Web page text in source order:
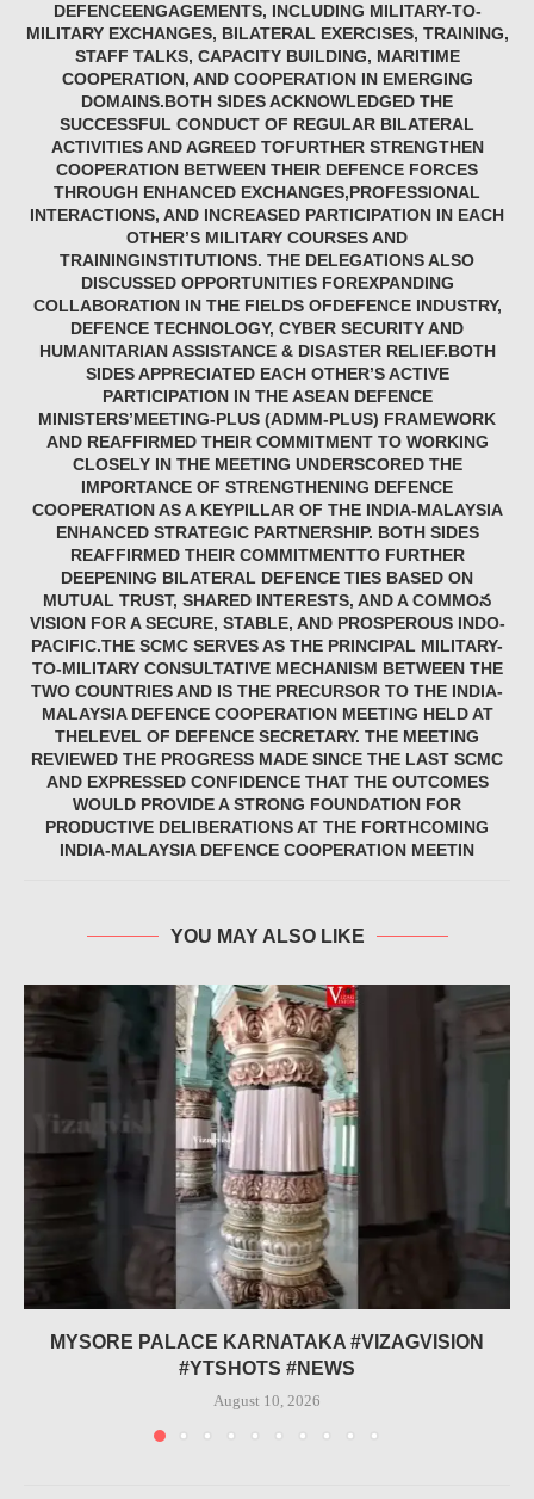
DEFENCEENGAGEMENTS, INCLUDING MILITARY-TO-
MILITARY EXCHANGES, BILATERAL EXERCISES, TRAINING,
STAFF TALKS, CAPACITY BUILDING, MARITIME
COOPERATION, AND COOPERATION IN EMERGING
DOMAINS.BOTH SIDES ACKNOWLEDGED THE
SUCCESSFUL CONDUCT OF REGULAR BILATERAL
ACTIVITIES AND AGREED TOFURTHER STRENGTHEN
COOPERATION BETWEEN THEIR DEFENCE FORCES
THROUGH ENHANCED EXCHANGES,PROFESSIONAL
INTERACTIONS, AND INCREASED PARTICIPATION IN EACH
OTHER’S MILITARY COURSES AND
TRAININGINSTITUTIONS. THE DELEGATIONS ALSO
DISCUSSED OPPORTUNITIES FOREXPANDING
COLLABORATION IN THE FIELDS OFDEFENCE INDUSTRY,
DEFENCE TECHNOLOGY, CYBER SECURITY AND
HUMANITARIAN ASSISTANCE & DISASTER RELIEF.BOTH
SIDES APPRECIATED EACH OTHER’S ACTIVE
PARTICIPATION IN THE ASEAN DEFENCE
MINISTERS’MEETING-PLUS (ADMM-PLUS) FRAMEWORK
AND REAFFIRMED THEIR COMMITMENT TO WORKING
CLOSELY IN THE MEETING UNDERSCORED THE
IMPORTANCE OF STRENGTHENING DEFENCE
COOPERATION AS A KEYPILLAR OF THE INDIA-MALAYSIA
ENHANCED STRATEGIC PARTNERSHIP. BOTH SIDES
REAFFIRMED THEIR COMMITMENTTO FURTHER
DEEPENING BILATERAL DEFENCE TIES BASED ON
MUTUAL TRUST, SHARED INTERESTS, AND A COMMOన
VISION FOR A SECURE, STABLE, AND PROSPEROUS INDO-
PACIFIC.THE SCMC SERVES AS THE PRINCIPAL MILITARY-
TO-MILITARY CONSULTATIVE MECHANISM BETWEEN THE
TWO COUNTRIES AND IS THE PRECURSOR TO THE INDIA-
MALAYSIA DEFENCE COOPERATION MEETING HELD AT
THELEVEL OF DEFENCE SECRETARY. THE MEETING
REVIEWED THE PROGRESS MADE SINCE THE LAST SCMC
AND EXPRESSED CONFIDENCE THAT THE OUTCOMES
WOULD PROVIDE A STRONG FOUNDATION FOR
PRODUCTIVE DELIBERATIONS AT THE FORTHCOMING
INDIA-MALAYSIA DEFENCE COOPERATION MEETIN
YOU MAY ALSO LIKE
MYSORE PALACE KARNATAKA #VIZAGVISION
#YTSHOTS #NEWS
August 10, 2026